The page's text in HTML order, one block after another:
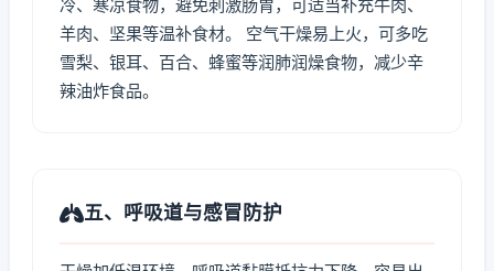
冷、寒凉食物，避免刺激肠胃，可适当补充牛肉、
羊肉、坚果等温补食材。 空气干燥易上火，可多吃
雪梨、银耳、百合、蜂蜜等润肺润燥食物，减少辛
辣油炸食品。
五、呼吸道与感冒防护